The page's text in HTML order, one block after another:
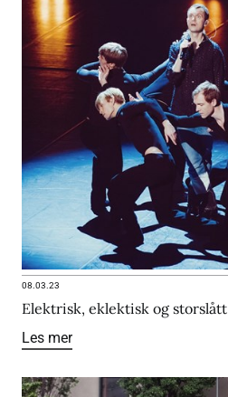
08.03.23
Elektrisk, eklektisk og storslått
Les mer